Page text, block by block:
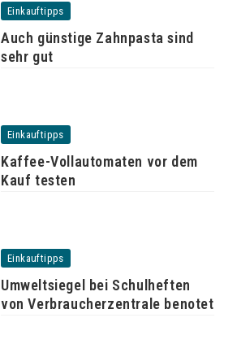
Einkauftipps
Auch günstige Zahnpasta sind
sehr gut
Einkauftipps
Kaffee-Vollautomaten vor dem
Kauf testen
Einkauftipps
Umweltsiegel bei Schulheften
von Verbraucherzentrale benotet